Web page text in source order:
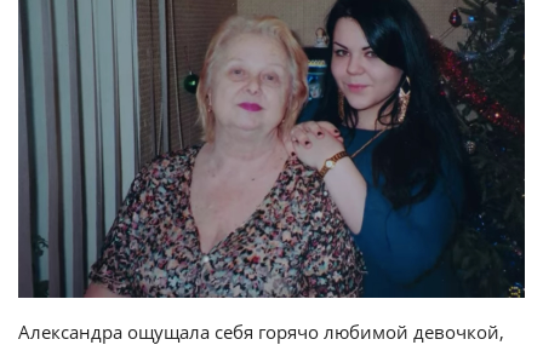
Александра ощущала себя горячо любимой девочкой,